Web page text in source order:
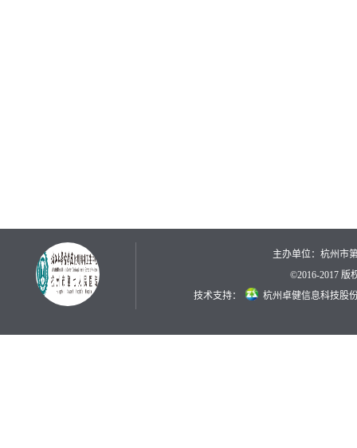
主办单位：杭州市
©2016-2017 版
技术支持：
杭州卓健信息科技股